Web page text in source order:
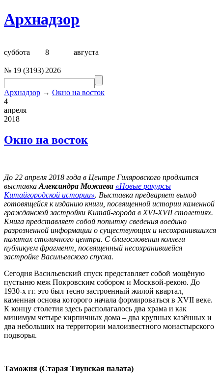
Архнадзор
суббота 8 августа
№ 19 (3193) 2026
Архнадзор → Окно на восток
4
апреля
2018
Окно на восток
До 22 апреля 2018 года в Центре Гиляровского продлится
выставка Александра Можаева «Новые ракурсы
Китайгородской истории». Выставка предваряет выход
готовящейся к изданию книги, посвященной истории каменной
гражданской застройки Китай-города в XVI-XVII столетиях.
Книга представляет собой попытку сведения воедино
разрозненной информации о существующих и несохранившихся
палатах столичного центра. С благословения коллеги
публикуем фрагмент, посвященный несохранившейся
застройке Васильевского спуска.
Сегодня Васильевский спуск представляет собой мощёную
пустыню меж Покровским собором и Москвой-рекою. До
1930-х гг. это был тесно застроенный жилой квартал,
каменная основа которого начала формироваться в XVII веке.
К концу столетия здесь располагалось два храма и как
минимум четыре кирпичных дома – два крупных казённых и
два небольших на территории малоизвестного монастырского
подворья.
Таможня (Старая Тиунская палата)